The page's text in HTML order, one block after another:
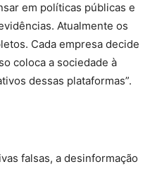
em políticas públicas e
Atualmente os
Cada empresa decide
coloca a sociedade à
dessas plataformas”.
falsas, a desinformação